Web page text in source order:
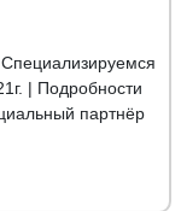
| Подробности
партнёр